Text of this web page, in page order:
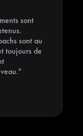
sont
sont au
toujours de